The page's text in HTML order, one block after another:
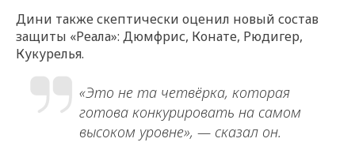
Дини также скептически оценил новый состав
защиты «Реала»: Дюмфрис, Конате, Рюдигер,
Кукурелья.
«Это не та четвёрка, которая
готова конкурировать на самом
высоком уровне», — сказал он.